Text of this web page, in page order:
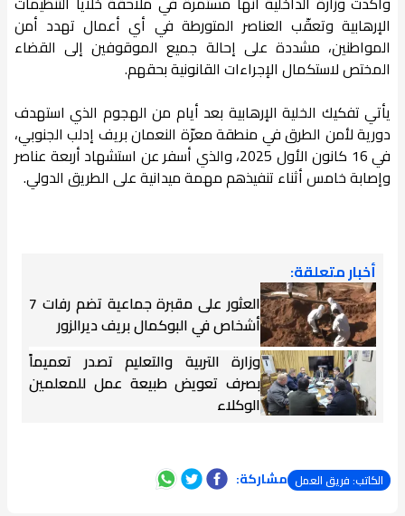
الإرهابية وتعقّب العناصر المتورطة في أي أعمال تهدد أمن
المواطنين، مشددة على إحالة جميع الموقوفين إلى القضاء
المختص لاستكمال الإجراءات القانونية بحقهم.
يأتي تفكيك الخلية الإرهابية بعد أيام من الهجوم الذي استهدف
دورية لأمن الطرق في منطقة معرّة النعمان بريف إدلب الجنوبي،
في 16 كانون الأول 2025، والذي أسفر عن استشهاد أربعة عناصر
وإصابة خامس أثناء تنفيذهم مهمة ميدانية على الطريق الدولي.
أخبار متعلقة:
العثور على مقبرة جماعية تضم رفات 7
أشخاص في البوكمال بريف ديرالزور
وزارة التربية والتعليم تصدر تعميماً
بصرف تعويض طبيعة عمل للمعلمين
الوكلاء
الكاتب: فريق العمل مشاركة: